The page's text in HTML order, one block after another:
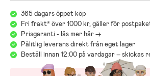
365 dagars öppet köp
Fri frakt* över 1000 kr, gäller för
Prisgaranti - läs mer här ->
Pålitlig leverans direkt från eget lager
Beställ innan 12:00 på vardagar – skickas